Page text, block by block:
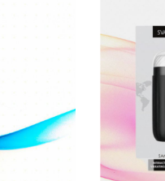
Cốc thủ dâm cầm tay cao
của Cốc thủ dâm